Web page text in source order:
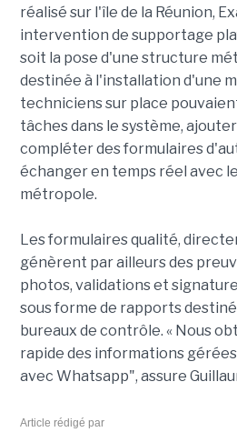
réalisé sur l'île de la Réunion,
intervention de supportage
soit la pose d'une structure
destinée à l'installation d'une
techniciens sur place
tâches dans le système,
compléter des formulaires
échanger en temps réel avec
métropole.
Les formulaires qualité,
génèrent par ailleurs des
photos, validations et
sous forme de rapports
bureaux de contrôle. « Nous
rapide des informations
avec Whatsapp", assure
Article rédigé par